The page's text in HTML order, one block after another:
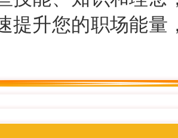
提升您的职场能量